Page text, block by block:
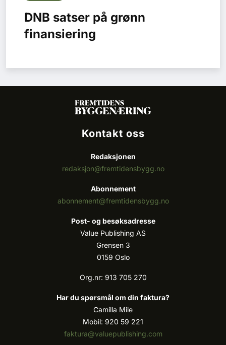
DNB satser på grønn
finansiering
Kontakt oss
Redaksjonen
redaksjon@fremtidensbygg.no
Abonnement
abonnement@fremtidensbygg.no
Post- og besøksadresse
Value Publishing AS
Grensen 3
0159 Oslo
Org.nr: 913 705 270
Har du spørsmål om din faktura?
Camilla Mile
Mobil: 920 59 221
faktura@valuepublishing.com